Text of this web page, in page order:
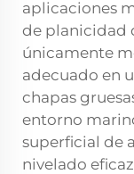
aplicaciones
de planicidad
únicamente
adecuado en
chapas
entorno
superficial de
nivelado